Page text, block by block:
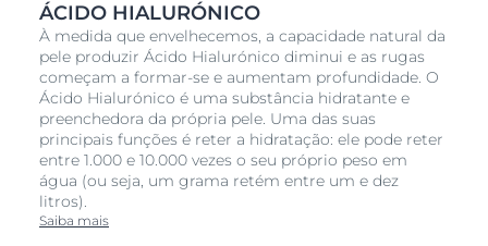
ÁCIDO HIALURÓNICO
À medida que envelhecemos, a capacidade natural da
pele produzir Ácido Hialurónico diminui e as rugas
começam a formar-se e aumentam profundidade. O
Ácido Hialurónico é uma substância hidratante e
preenchedora da própria pele. Uma das suas
principais funções é reter a hidratação: ele pode reter
entre 1.000 e 10.000 vezes o seu próprio peso em
água (ou seja, um grama retém entre um e dez
litros).
Saiba mais